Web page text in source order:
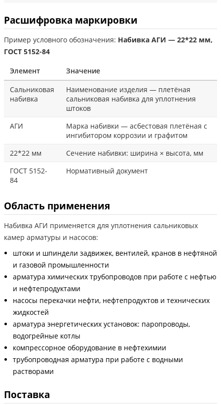
Расшифровка маркировки
Пример условного обозначения: Набивка АГИ — 22*22 мм,
ГОСТ 5152-84
Элемент
Значение
Сальниковая
набивка
Наименование изделия — плетёная
сальниковая набивка для уплотнения
штоков
АГИ
Марка набивки — асбестовая плетёная с
ингибитором коррозии и графитом
22*22 мм
Сечение набивки: ширина × высота, мм
ГОСТ 5152-
84
Нормативный документ
Область применения
Набивка АГИ применяется для уплотнения сальниковых
камер арматуры и насосов:
штоки и шпиндели задвижек, вентилей, кранов в нефтяной
и газовой промышленности
арматура химических трубопроводов при работе с нефтью
и нефтепродуктами
насосы перекачки нефти, нефтепродуктов и технических
жидкостей
арматура энергетических установок: паропроводы,
водогрейные котлы
компрессорное оборудование в нефтехимии
трубопроводная арматура при работе с водными
растворами
Поставка